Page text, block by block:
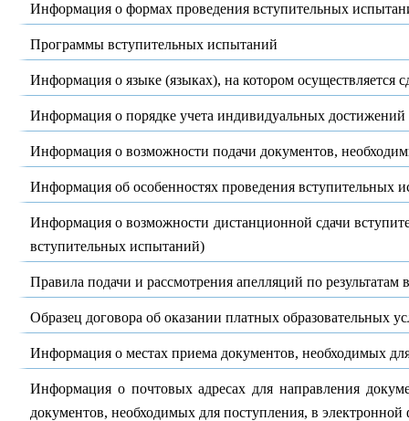
Информация о формах проведения вступительных
Программы вступительных испытаний
Информация о языке (языках), на котором осуществляется
Информация о порядке учета индивидуальных
Информация о возможности подачи документов,
Информация об особенностях проведения вступительных
Информация о возможности дистанционной сдачи
вступительных испытаний)
Правила подачи и рассмотрения апелляций по
Образец договора об оказании платных образовательных
Информация о местах приема документов, необходимых
Информация о почтовых адресах для направления
документов, необходимых для поступления, в